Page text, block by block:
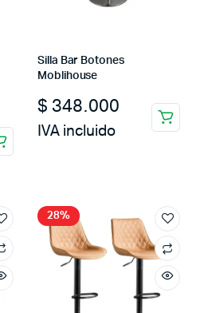
Silla Bar Botones
Moblihouse
$ 348.000
IVA incluido
28%